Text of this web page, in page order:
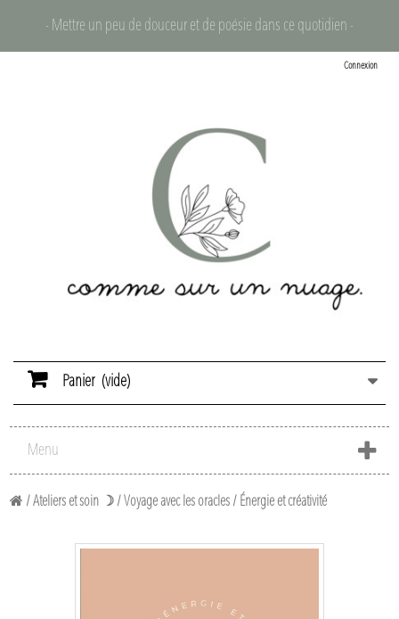
- Mettre un peu de douceur et de poésie dans ce quotidien -
Connexion
Panier (vide)
Menu
/ Ateliers et soin ☽ / Voyage avec les oracles / Énergie et créativité